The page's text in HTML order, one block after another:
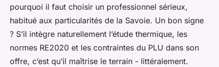
pourquoi il faut choisir un professionnel sérieux,
habitué aux particularités de la Savoie. Un bon signe
? S’il intègre naturellement l’étude thermique, les
normes RE2020 et les contraintes du PLU dans son
offre, c’est qu’il maîtrise le terrain - littéralement.